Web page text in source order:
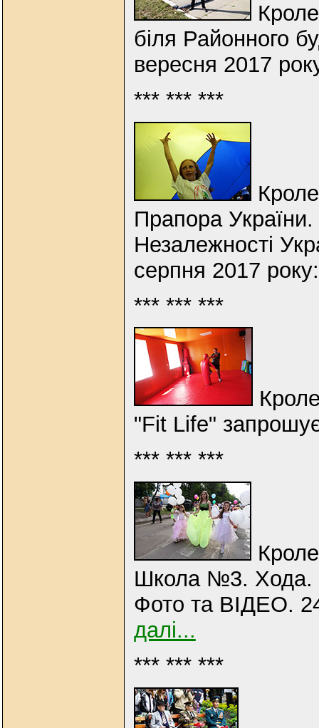
біля Районного
вересня 2017
*** *** ***
Прапора
Незалежності
серпня 2017
*** *** ***
"Fit Life"
*** *** ***
Школа №3. Хода.
Фото та ВІДЕО.
далі...
*** *** ***